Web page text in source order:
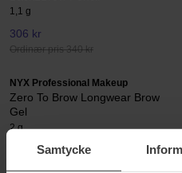
Samtycke
1,1 g
306 kr
Ordinær pris 340 kr
NYX Professional Makeup
Zero To Brow Longwear Brow
Gel
2 g
187 kr